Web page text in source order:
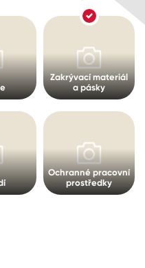
Aktuality
O společnosti
145 555
Po – Pá: 8:00–15:00
technické
Zakrývací materiál
a pásky
Ochranné pracovní
prostředky